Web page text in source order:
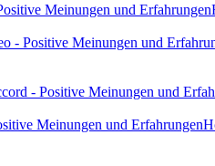
Meinungen und Erfahrungen
- Positive Meinungen und
- Positive Meinungen und
Meinungen und Erfahrungen